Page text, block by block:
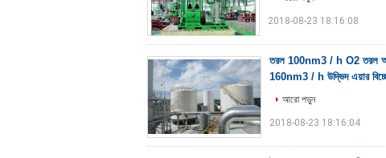
2018-08-23 18:16:08
তরল 100nm3 / h O2 তরল
160nm3 / h উদ্ভিদ এয়ার বিচ্ছেদ
আরো পড়ুন
2018-08-23 18:16:04